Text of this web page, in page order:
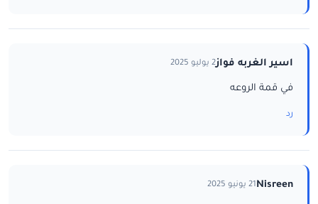
اسير الغربه فواز2 يوليو 2025
في قمة الروعه
رد
Nisreen21 يونيو 2025